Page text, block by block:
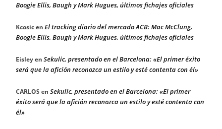
Boogie Ellis, Baugh y Mark Hugues, últimos fichajes oficiales
Kcosicen El tracking diario del mercado ACB: Mac McClung,
Boogie Ellis, Baugh y Mark Hugues, últimos fichajes oficiales
Eisleyen Sekulic, presentado en el Barcelona: «El primer éxito
será que la afición reconozca un estilo y esté contenta con él»
CARLOS en Sekulic, presentado en el Barcelona: «El primer
éxito será que la afición reconozca un estilo y esté contenta con
él»